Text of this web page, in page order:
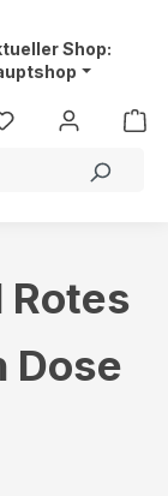
Shop:
Rotes
Dose